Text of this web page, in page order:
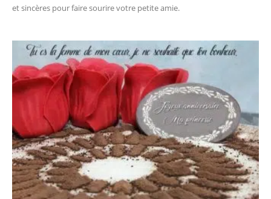
et sincères pour faire sourire votre petite amie.